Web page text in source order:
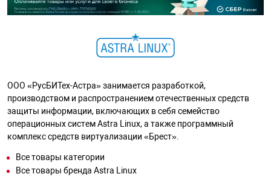
ООО «РусБИТех-Астра» занимается разработкой,
производством и распространением отечественных средств
защиты информации, включающих в себя семейство
операционных систем Astra Linux, а также программный
комплекс средств виртуализации «Брест».
Все товары категории
Все товары бренда Astra Linux